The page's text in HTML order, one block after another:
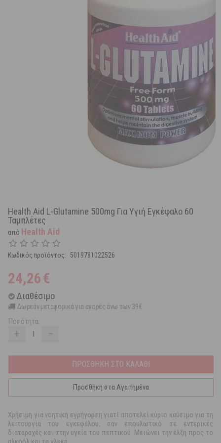
Health Aid L-Glutamine 500mg Για Υγιή Εγκέφαλο 60
Ταμπλέτες
από Health Aid
Κωδικός προϊόντος: 5019781022526
24,26€
Διαθέσιμο
Δωρεάν μεταφορικά για αγορές άνω των 39€
Ποσότητα:
+ −
ΠΡΟΣΘΗΚΗ ΣΤΟ ΚΑΛΑΘΙ
Προσθήκη στα Αγαπημένα
Χρήσιμη για νοητική εγρήγορση γιατί αποτελεί κύριο καύσιμο για τη
λειτουργία του εγκεφάλου, σαν επουλωτικό σε εντερικές
διαταραχές και στην υγεία του πεπτικού. Μειώνει την έλξη προς το